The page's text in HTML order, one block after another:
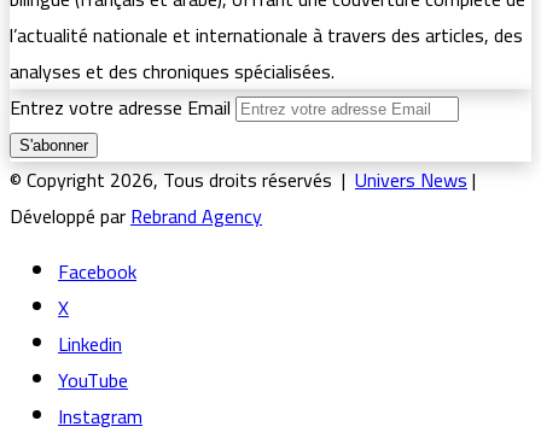
l’actualité nationale et internationale à travers des articles, des
analyses et des chroniques spécialisées.
Entrez votre adresse Email
© Copyright 2026, Tous droits réservés |Univers News|
Développé parRebrand Agency
Facebook
X
Linkedin
YouTube
Instagram